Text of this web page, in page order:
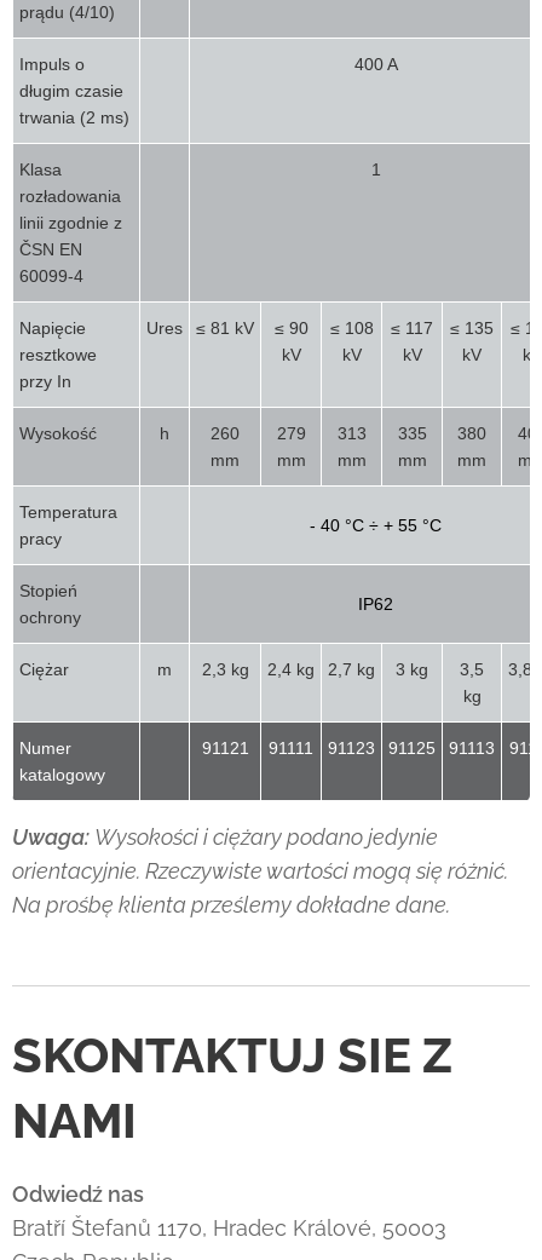
prądu (4/10)
Impuls o
długim czasie
trwania (2 ms)
400 A
Klasa
rozładowania
linii zgodnie z
ČSN EN
60099-4
1
Napięcie
resztkowe
przy In
Ures ≤ 81 kV
≤ 90
kV
≤ 108
kV
≤ 117
kV
≤ 135
kV
≤
kV
Wysokość h
260
mm
279
mm
313
mm
335
mm
380
mm
Temperatura
pracy
- 40 °C ÷ + 55 °C
Stopień
ochrony
IP62
Ciężar m 2,3 kg 2,4 kg 2,7 kg 3 kg
3,5
kg
3,8
Numer
katalogowy
91121 91111 91123 91125 91113
Uwaga: Wysokości i ciężary podano jedynie
orientacyjnie. Rzeczywiste wartości mogą się różnić.
Na prośbę klienta prześlemy dokładne dane.
SKONTAKTUJ SIE Z
NAMI
Odwiedź nas
Bratří Štefanů 1170, Hradec Králové, 50003